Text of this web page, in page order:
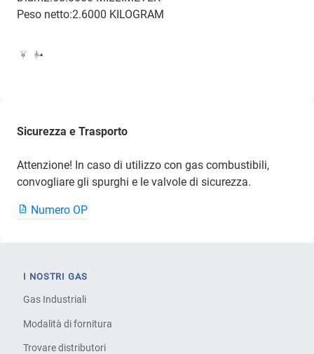
Peso netto:2.6000 KILOGRAM
Sicurezza e Trasporto
Attenzione! In caso di utilizzo con gas combustibili,
convogliare gli spurghi e le valvole di sicurezza.
Numero OP
I NOSTRI GAS
Gas Industriali
Modalità di fornitura
Trovare distributori